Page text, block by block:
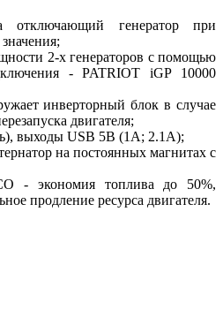
отключающий генератор при
2-х генераторов с помощью
- PATRIOT iGP 10000
инверторный блок в случае
двигателя;
выходы USB 5В (1А; 2.1А);
на постоянных магнитах с
- экономия топлива до 50%,
продление ресурса двигателя.